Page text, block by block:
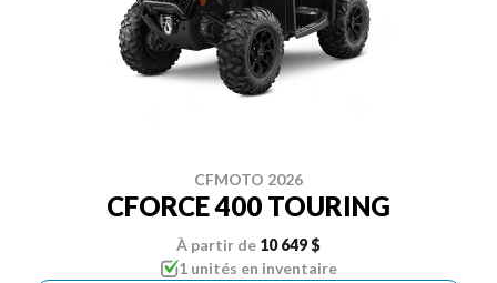
CFMOTO 2026
CFORCE 400 TOURING
À partir de 10 649 $
1 unités en inventaire